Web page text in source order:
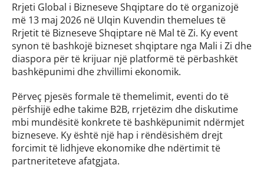
Rrjeti Global i Bizneseve Shqiptare do të organizojë
më 13 maj 2026 në Ulqin Kuvendin themelues të
Rrjetit të Bizneseve Shqiptare në Mal të Zi. Ky event
synon të bashkojë bizneset shqiptare nga Mali i Zi dhe
diaspora për të krijuar një platformë të përbashkët
bashkëpunimi dhe zhvillimi ekonomik.
Përveç pjesës formale të themelimit, eventi do të
përfshijë edhe takime B2B, rrjetëzim dhe diskutime
mbi mundësitë konkrete të bashkëpunimit ndërmjet
bizneseve. Ky është një hap i rëndësishëm drejt
forcimit të lidhjeve ekonomike dhe ndërtimit të
partneriteteve afatgjata.